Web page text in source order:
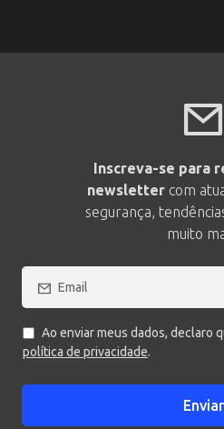
Inscreva-se para
newsletter com
segurança,
muito
Ao enviar meus dados, declaro
política de privacidade.
Enviar